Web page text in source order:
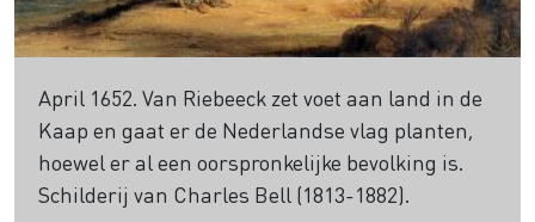
April 1652. Van Riebeeck zet voet aan land in de
Kaap en gaat er de Nederlandse vlag planten,
hoewel er al een oorspronkelijke bevolking is.
Schilderij van Charles Bell (1813-1882).